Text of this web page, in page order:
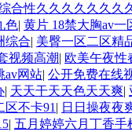
合性久久久久久久久
色| 黄片 18禁大胸av一
综合| 美臀一区二区精
视频高潮| 欧美午夜性
av网站| 公开免费在线
| 天天干天天色天天爽|
不卡91 | 日日操夜夜
| 五月婷婷六月丁香手